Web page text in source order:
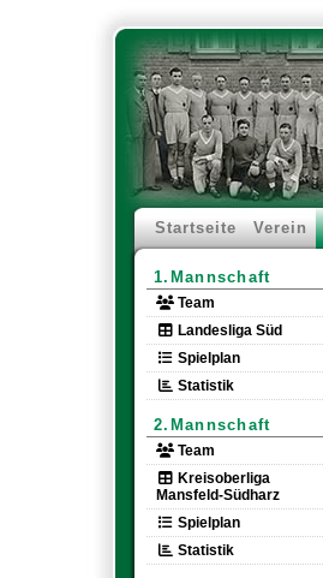
Startseite Verein
1.Mannschaft
Team
Landesliga Süd
Spielplan
Statistik
2.Mannschaft
Team
Kreisoberliga
Mansfeld-Südharz
Spielplan
Statistik